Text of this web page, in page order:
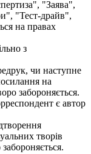
"Заява",
"Тест-драйв",
на правах
з
чи наступне
на
забороняється.
є автор
творів